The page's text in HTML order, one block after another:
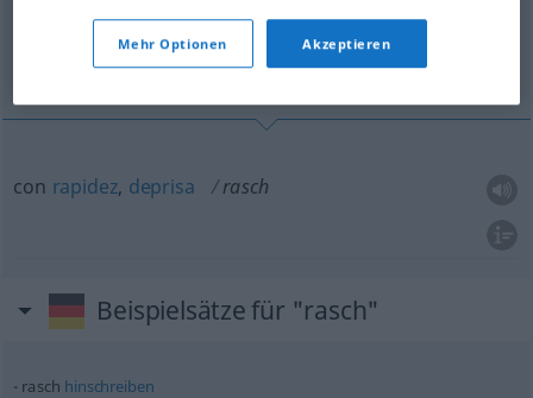
con rapidez, deprisa
con rapidez, deprisa rasch
Beispielsätze für "rasch"
rasch hinschreiben
Mehr Optionen Akzeptieren